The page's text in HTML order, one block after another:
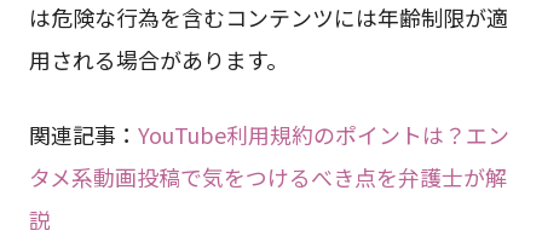
は危険な行為を含むコンテンツには年齢制限が適
用される場合があります。
関連記事： YouTube利用規約のポイントは？エン
タメ系動画投稿で気をつけるべき点を弁護士が解
説